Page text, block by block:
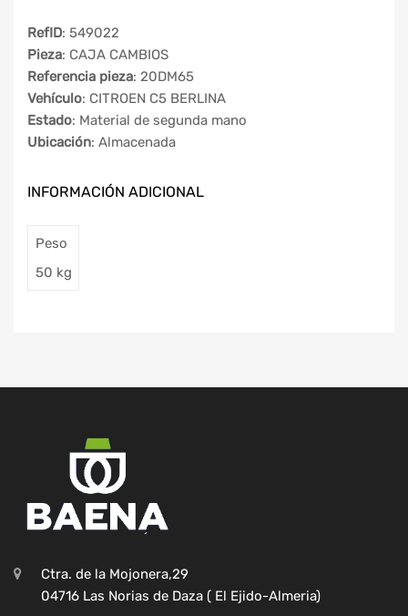
RefID: 549022
Pieza: CAJA CAMBIOS
Referencia pieza: 20DM65
Vehículo: CITROEN C5 BERLINA
Estado: Material de segunda mano
Ubicación: Almacenada
INFORMACIÓN ADICIONAL
Peso
50 kg
Ctra. de la Mojonera,29
04716 Las Norias de Daza ( El Ejido-Almeria)